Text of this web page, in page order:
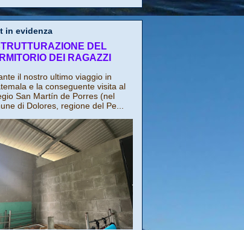
in evidenza
DEL
DEI RAGAZZI
il nostro ultimo viaggio in
e la conseguente visita al
San Martín de Porres (nel
di Dolores, regione del Pe...